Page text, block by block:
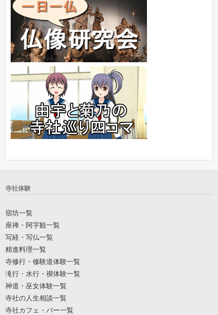
寺社体験
宿坊一覧
座禅・阿字観一覧
写経・写仏一覧
精進料理一覧
寺修行・修験道体験一覧
滝行・水行・禊体験一覧
神道・巫女体験一覧
寺社の人生相談一覧
寺社カフェ・バー一覧